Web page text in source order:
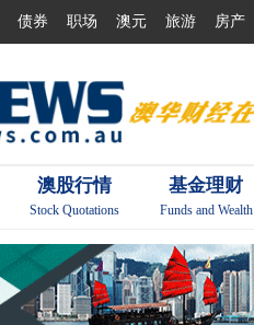
债券 职场 澳元 旅游 房产
澳股行情
Stock Quotations
基金理财
Funds and Wealth